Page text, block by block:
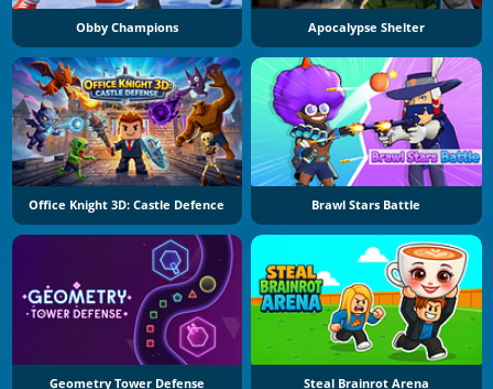
Obby Champions Apocalypse Shelter
Office Knight 3D: Castle Defence Brawl Stars Battle
Geometry Tower Defense Steal Brainrot Arena